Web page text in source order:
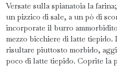
Versate sulla spianatoia la
un pizzico di sale, a un pò di
incorporate il burro
mezzo bicchiere di latte tiepido.
risultare piuttosto morbido,
poco di latte tiepido. Coprite la